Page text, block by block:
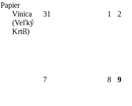
Papier
Vinica
(Veľký
Krtíš)
31 1 2
7 8 9